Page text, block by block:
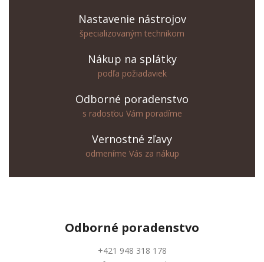
Nastavenie nástrojov
špecializovaným technikom
Nákup na splátky
podľa požiadaviek
Odborné poradenstvo
s radosťou Vám poradíme
Vernostné zľavy
odmeníme Vás za nákup
Odborné poradenstvo
+421 948 318 178